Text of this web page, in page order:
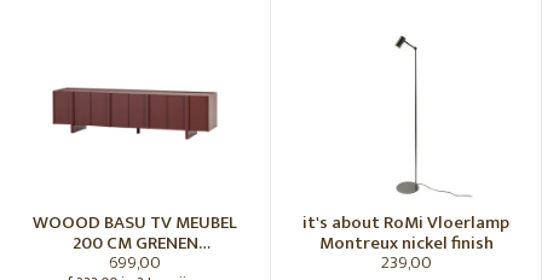
WOOOD BASU TV MEUBEL
200 CM GRENEN
BORDEAUXROOD [fsc]
699,00
it's about RoMi Vloerlamp
Montreux nickel finish
239,00